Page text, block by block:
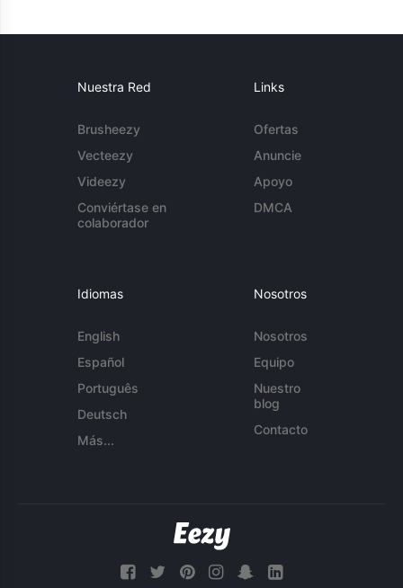
Nuestra Red
Brusheezy
Vecteezy
Videezy
Conviértase en
colaborador
Links
Ofertas
Anuncie
Apoyo
DMCA
Idiomas
English
Español
Português
Deutsch
Más...
Nosotros
Nosotros
Equipo
Nuestro
blog
Contacto